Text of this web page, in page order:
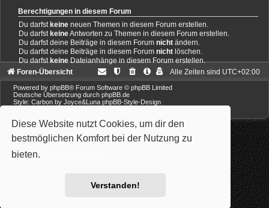
Diese Website nutzt Cookies, um dir den
bestmöglichen Komfort bei der Nutzung zu
bieten.
Verstanden!
Berechtigungen in diesem Forum
Du darfstkeine neuen Themen in diesem Forum erstellen.
Du darfstkeineAntworten zu Themen in diesem Forum erstellen.
Du darfst deine Beiträge in diesem Forumnicht ändern.
Du darfst deine Beiträge in diesem Forumnicht löschen.
Du darfstkeineDateianhänge in diesem Forum erstellen.
Foren-Übersicht
Alle Zeiten sind UTC+02:00
Powered by phpBB® Forum Software © phpBB Limited
Deutsche Übersetzung durch phpBB.de
Style: Carbon by Joyce&Luna phpBB-Style-Design